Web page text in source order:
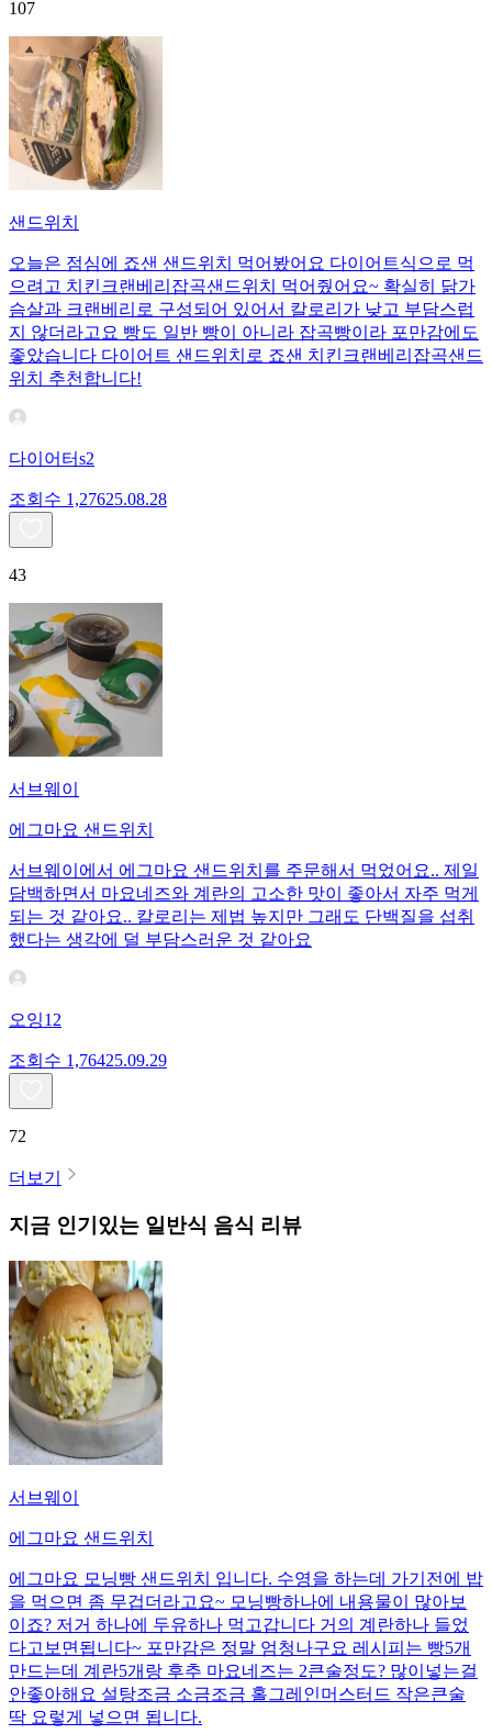
107
샌드위치
오늘은 점심에 죠샌 샌드위치 먹어봤어요 다이어트식으로 먹
으려고 치킨크랜베리잡곡샌드위치 먹어줬어요~ 확실히 닭가
슴살과 크랜베리로 구성되어 있어서 칼로리가 낮고 부담스럽
지 않더라고요 빵도 일반 빵이 아니라 잡곡빵이라 포만감에도
좋았습니다 다이어트 샌드위치로 죠샌 치킨크랜베리잡곡샌드
위치 추천합니다!
다이어터s2
조회수 1,27625.08.28
43
서브웨이
에그마요 샌드위치
서브웨이에서 에그마요 샌드위치를 주문해서 먹었어요.. 제일
담백하면서 마요네즈와 계란의 고소한 맛이 좋아서 자주 먹게
되는 것 같아요.. 칼로리는 제법 높지만 그래도 단백질을 섭취
했다는 생각에 덜 부담스러운 것 같아요
오잉12
조회수 1,76425.09.29
72
더보기
지금 인기있는 일반식 음식 리뷰
서브웨이
에그마요 샌드위치
에그마요 모닝빵 샌드위치 입니다. 수영을 하는데 가기전에 밥
을 먹으면 좀 무겁더라고요~ 모닝빵하나에 내용물이 많아보
이죠? 저거 하나에 두유하나 먹고갑니다 거의 계란하나 들었
다고보면됩니다~ 포만감은 정말 엄청나구요 레시피는 빵5개
만드는데 계란5개랑 후추 마요네즈는 2큰술정도? 많이넣는걸
안좋아해요 설탕조금 소금조금 홀그레인머스터드 작은큰술
딱 요렇게 넣으면 됩니다.